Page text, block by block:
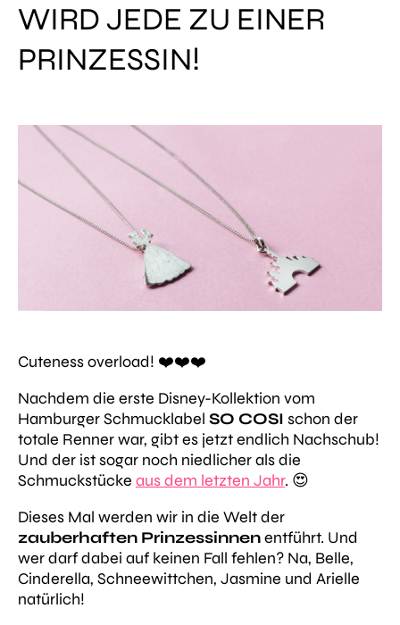
WIRD JEDE ZU EINER
PRINZESSIN!
Cuteness overload! ❤️❤️❤️
Nachdem die erste Disney-Kollektion vom
Hamburger Schmucklabel SO COSI schon der
totale Renner war, gibt es jetzt endlich Nachschub!
Und der ist sogar noch niedlicher als die
Schmuckstücke aus dem letzten Jahr. 😍
Dieses Mal werden wir in die Welt der
zauberhaften Prinzessinnenentführt. Und
wer darf dabei auf keinen Fall fehlen? Na, Belle,
Cinderella, Schneewittchen, Jasmine und Arielle
natürlich!